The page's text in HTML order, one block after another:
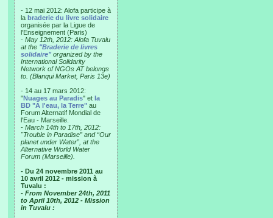
- 12 mai 2012: Alofa participe à
la braderie du livre solidaire
organisée par la Ligue de
l'Enseignement (Paris)
- May 12th, 2012: Alofa Tuvalu
at the "Braderie de livres
solidaire"organized by the
International Solidarity
Network of NGOs AT belongs
to. (Blanqui Market, Paris 13e)
- 14 au 17 mars 2012:
"Nuages au Paradis" et la
BD "A l'eau, la Terre" au
Forum Alternatif Mondial de
l'Eau - Marseille.
- March 14th to 17th, 2012:
"Trouble in Paradise” and “Our
planet under Water”, at the
Alternative World Water
Forum (Marseille).
- Du 24 novembre 2011 au
10 avril 2012 - mission à
Tuvalu :
- From November 24th, 2011
to April 10th, 2012 - Mission
in Tuvalu :